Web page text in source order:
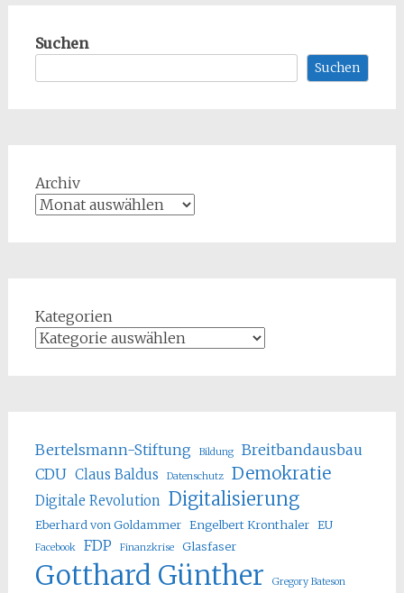
Suchen
Suchen
Archiv
Kategorien
Bertelsmann-Stiftung Bildung
Breitbandausbau
CDU Claus Baldus Datenschutz Demokratie
Digitale Revolution Digitalisierung
Eberhard von Goldammer Engelbert Kronthaler EU
Facebook FDP Finanzkrise Glasfaser
Gotthard Günther Gregory Bateson